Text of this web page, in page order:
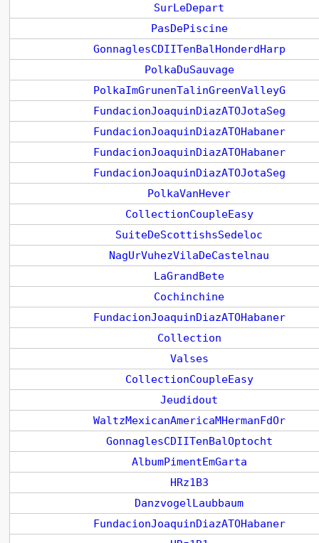
SurLeDepart
PasDePiscine
GonnaglesCDIITenBalHonderdHarp
PolkaDuSauvage
PolkaImGrunenTalinGreenValleyG
FundacionJoaquinDiazATOJotaSeg
FundacionJoaquinDiazATOHabaner
FundacionJoaquinDiazATOHabaner
FundacionJoaquinDiazATOJotaSeg
PolkaVanHever
CollectionCoupleEasy
SuiteDeScottishsSedeloc
NagUrVuhezVilaDeCastelnau
LaGrandBete
Cochinchine
FundacionJoaquinDiazATOHabaner
Collection
Valses
CollectionCoupleEasy
Jeudidout
WaltzMexicanAmericaMHermanFdOr
GonnaglesCDIITenBalOptocht
AlbumPimentEmGarta
HRz1B3
DanzvogelLaubbaum
FundacionJoaquinDiazATOHabaner